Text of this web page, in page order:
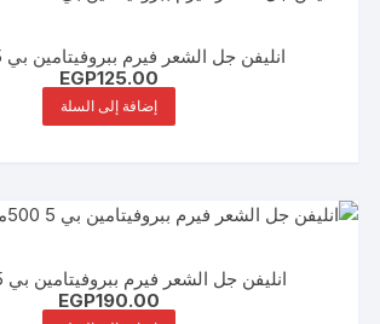
انليفن جل الشعر فيرم ببروفيتامين بي 5 250مل
EGP125.00
إضافة إلى السلة
انليفن جل الشعر فيرم ببروفيتامين بي 5 500مل
EGP190.00